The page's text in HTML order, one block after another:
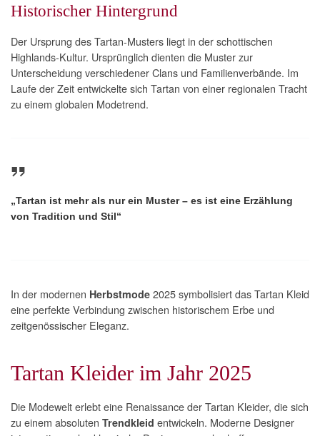
Historischer Hintergrund
Der Ursprung des Tartan-Musters liegt in der schottischen
Highlands-Kultur. Ursprünglich dienten die Muster zur
Unterscheidung verschiedener Clans und Familienverbände. Im
Laufe der Zeit entwickelte sich Tartan von einer regionalen Tracht
zu einem globalen Modetrend.
„Tartan ist mehr als nur ein Muster – es ist eine Erzählung
von Tradition und Stil“
In der modernen Herbstmode 2025 symbolisiert das Tartan Kleid
eine perfekte Verbindung zwischen historischem Erbe und
zeitgenössischer Eleganz.
Tartan Kleider im Jahr 2025
Die Modewelt erlebt eine Renaissance der Tartan Kleider, die sich
zu einem absoluten Trendkleid entwickeln. Moderne Designer